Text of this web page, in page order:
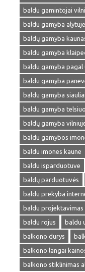
baldu gamintojai
baldu gamyba alytuje
baldų gamyba
baldu gamyba
baldu gamyba pagal
baldu gamyba
baldu gamyba siauliai
baldu gamyba
baldų gamyba
baldu gamybos
baldu imones kaune
baldu isparduotuve
baldų parduotuvės
baldu prekyba
baldu projektavimas
baldu rojus
baldu
balkono durys
balkono langai
balkono stiklinimas